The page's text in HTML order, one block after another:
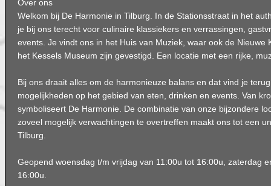
Over ons
Welkom bij De Harmonie in Tilburg. In de Stationsstraat in het
je bij ons terecht voor culinaire klassiekers en verrassingen,
events. Je vindt ons in het Huis van Muziek, waar ook de Nieuwe
het Kessels Museum zijn gevestigd. Een locatie met een rijke,
Bij ons draait alles om de harmonieuze balans en dat vind je
mogelijkheden op het gebied van eten, drinken en events. Van
symboliseert De Harmonie. De combinatie van onze bijzondere
zoveel mogelijk verwachtingen te overtreffen maakt ons tot een
Tilburg.
Geopend woensdag t/m vrijdag van 11:00u tot 16:00u, zaterdag
16:00u.